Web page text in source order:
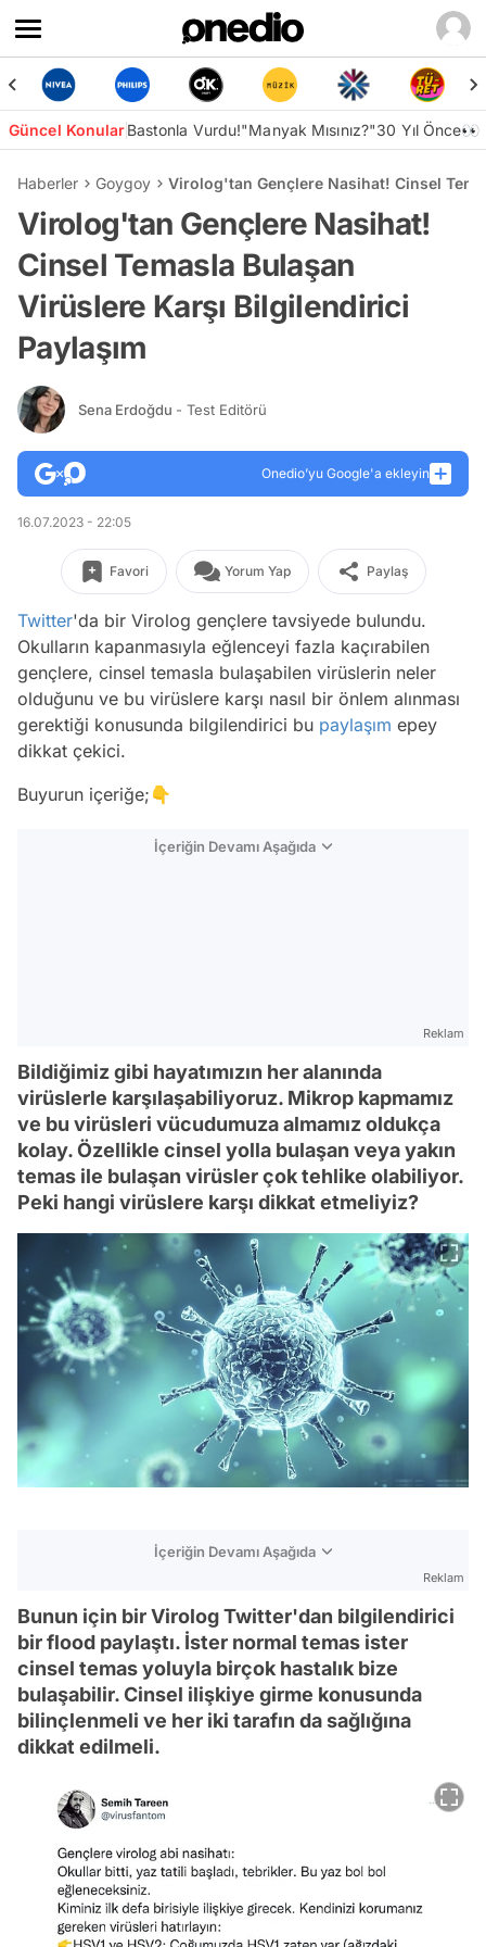
Güncel KonularBastonla Vurdu!"Manyak Mısınız?"30 Yıl Önce👀
Haberler Goygoy Virolog'tan Gençlere Nasihat! Cinsel
Virolog'tan Gençlere Nasihat!
Cinsel Temasla Bulaşan
Virüslere Karşı Bilgilendirici
Paylaşım
Sena Erdoğdu - Test Editörü
Onedio’yu Google'a ekleyin
16.07.2023 - 22:05
Favori Yorum Yap Paylaş
Twitter'da bir Virolog gençlere tavsiyede bulundu.
Okulların kapanmasıyla eğlenceyi fazla kaçırabilen
gençlere, cinsel temasla bulaşabilen virüslerin neler
olduğunu ve bu virüslere karşı nasıl bir önlem alınması
gerektiği konusunda bilgilendirici bu paylaşım epey
dikkat çekici.
Buyurun içeriğe;👇
İçeriğin Devamı Aşağıda
Reklam
Bildiğimiz gibi hayatımızın her alanında
virüslerle karşılaşabiliyoruz. Mikrop kapmamız
ve bu virüsleri vücudumuza almamız oldukça
kolay. Özellikle cinsel yolla bulaşan veya yakın
temas ile bulaşan virüsler çok tehlike olabiliyor.
Peki hangi virüslere karşı dikkat etmeliyiz?
İçeriğin Devamı Aşağıda
Reklam
Bunun için bir Virolog Twitter'dan bilgilendirici
bir flood paylaştı. İster normal temas ister
cinsel temas yoluyla birçok hastalık bize
bulaşabilir. Cinsel ilişkiye girme konusunda
bilinçlenmeli ve her iki tarafın da sağlığına
dikkat edilmeli.